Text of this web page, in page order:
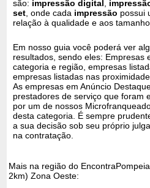
são: impressão digital
set , onde cada impressão possui
relação à qualidade e aos
Em nosso guia você poderá ver
resultados, sendo eles: Empresas
categoria e região, empresas
empresas listadas nas
As empresas em Anúncio
prestadores de serviço que foram
por um de nossos
desta categoria. É sempre
a sua decisão sob seu próprio
na contratação.
Mais na região do
2km) Zona Oeste: